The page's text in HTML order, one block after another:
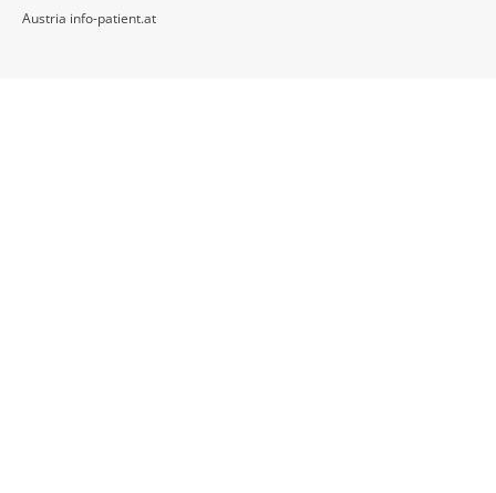
Austria info-patient.at